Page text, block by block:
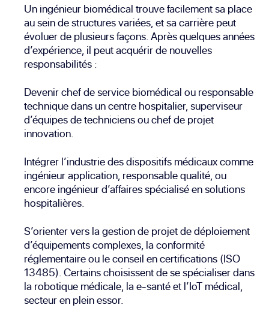
Un ingénieur biomédical trouve facilement sa place
au sein de structures variées, et sa carrière peut
évoluer de plusieurs façons. Après quelques années
d’expérience, il peut acquérir de nouvelles
responsabilités :
Devenir chef de service biomédical ou responsable
technique dans un centre hospitalier, superviseur
d’équipes de techniciens ou chef de projet
innovation.
Intégrer l’industrie des dispositifs médicaux comme
ingénieur application, responsable qualité, ou
encore ingénieur d’affaires spécialisé en solutions
hospitalières.
S’orienter vers la gestion de projet de déploiement
d’équipements complexes, la conformité
réglementaire ou le conseil en certifications (ISO
13485). Certains choisissent de se spécialiser dans
la robotique médicale, la e-santé et l’IoT médical,
secteur en plein essor.